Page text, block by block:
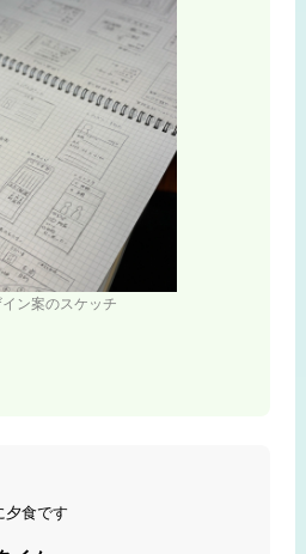
ン案のスケッチ
夕食です